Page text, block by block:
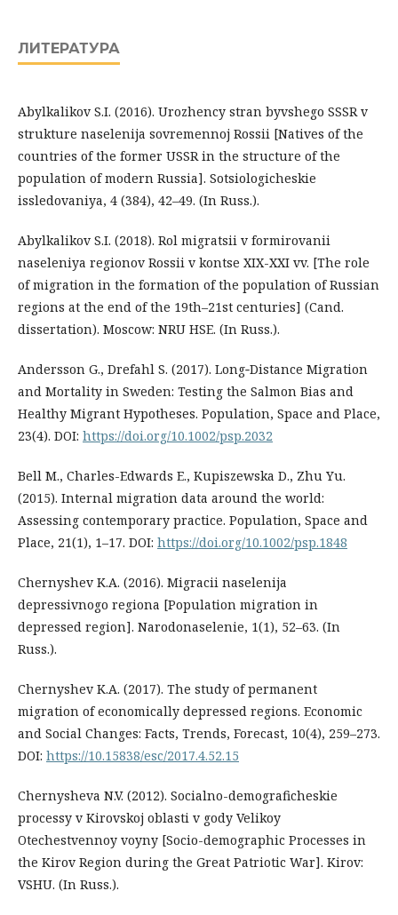
ЛИТЕРАТУРА
Abylkalikov S.I. (2016). Urozhency stran byvshego SSSR v
strukture naselenija sovremennoj Rossii [Natives of the
countries of the former USSR in the structure of the
population of modern Russia]. Sotsiologicheskie
issledovaniya, 4 (384), 42–49. (In Russ.).
Abylkalikov S.I. (2018). Rol migratsii v formirovanii
naseleniya regionov Rossii v kontse ХIХ-ХХI vv. [The role
of migration in the formation of the population of Russian
regions at the end of the 19th–21st centuries] (Cand.
dissertation). Moscow: NRU HSE. (In Russ.).
Andersson G., Drefahl S. (2017). Long‐Distance Migration
and Mortality in Sweden: Testing the Salmon Bias and
Healthy Migrant Hypotheses. Population, Space and Place,
23(4). DOI: https://doi.org/10.1002/psp.2032
Bell M., Charles-Edwards E., Kupiszewska D., Zhu Yu.
(2015). Internal migration data around the world:
Assessing contemporary practice. Population, Space and
Place, 21(1), 1–17. DOI: https://doi.org/10.1002/psp.1848
Chernyshev K.A. (2016). Migracii naselenija
depressivnogo regiona [Population migration in
depressed region]. Narodonaselenie, 1(1), 52–63. (In
Russ.).
Chernyshev K.A. (2017). The study of permanent
migration of economically depressed regions. Economic
and Social Changes: Facts, Trends, Forecast, 10(4), 259–273.
DOI: https://10.15838/esc/2017.4.52.15
Chernysheva N.V. (2012). Socialno-demograficheskie
processy v Kirovskoj oblasti v gody Velikoy
Otechestvennoy voyny [Socio-demographic Processes in
the Kirov Region during the Great Patriotic War]. Kirov:
VSHU. (In Russ.).